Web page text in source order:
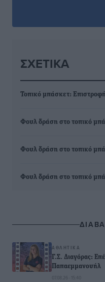
ΣΧΕΤΙΚΆ
Τοπικό μπάσκετ:
Φουλ δράση στο τοπικό
Φουλ δράση στο τοπικό
Φουλ δράση στο τοπικό
ΑΘΛΗΤΙΚΆ
Γ.Σ. Διαγόρας:
Παπαεμμανουήλ
07.08.26 · 15:40